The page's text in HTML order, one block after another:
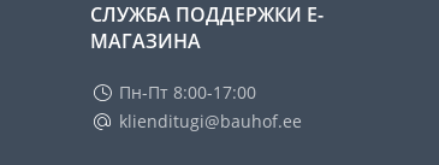
СЛУЖБА ПОДДЕРЖКИ Е-
МАГАЗИНА
Пн-Пт 8:00-17:00
klienditugi@bauhof.ee